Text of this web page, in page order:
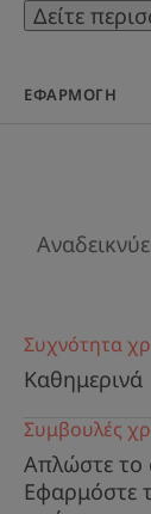
ΛΊΓΑ
να
Δείτε
ΕΦΑΡΜΟΓΉ
Συχνότητα
Καθημερινά
Συμβουλές
Απλώστε το
Εφαρμόστε